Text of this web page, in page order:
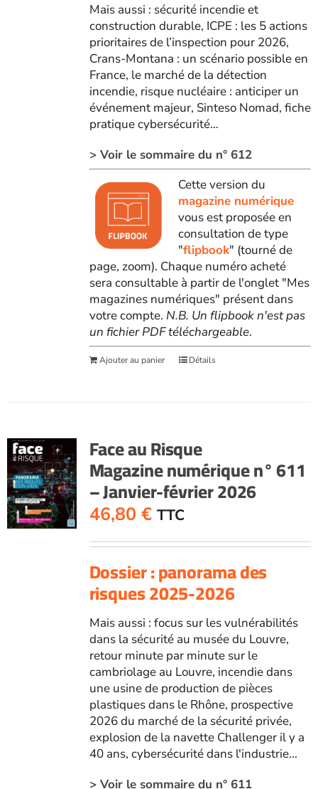
Mais aussi : sécurité incendie et
construction durable, ICPE : les 5 actions
prioritaires de l’inspection pour 2026,
Crans-Montana : un scénario possible en
France, le marché de la détection
incendie, risque nucléaire : anticiper un
événement majeur, Sinteso Nomad, fiche
pratique cybersécurité…
> Voir le sommaire du n° 612
Cette version du
magazine numérique
vous est proposée en
consultation de type
"flipbook" (tourné de
page, zoom). Chaque numéro acheté
sera consultable à partir de l'onglet "Mes
magazines numériques" présent dans
votre compte. N.B. Un flipbook n'est pas
un fichier PDF téléchargeable.
Ajouter au panier Détails
Face au Risque
Magazine numérique n° 611
– Janvier-février 2026
46,80 € TTC
Dossier : panorama des
risques 2025-2026
Mais aussi : focus sur les vulnérabilités
dans la sécurité au musée du Louvre,
retour minute par minute sur le
cambriolage au Louvre, incendie dans
une usine de production de pièces
plastiques dans le Rhône, prospective
2026 du marché de la sécurité privée,
explosion de la navette Challenger il y a
40 ans, cybersécurité dans l'industrie...
> Voir le sommaire du n° 611